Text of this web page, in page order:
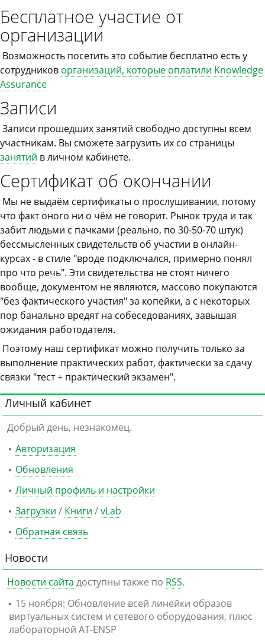
Бесплатное участие от
организации
Возможность посетить это событие бесплатно есть у
сотрудников организаций, которые оплатили Knowledge
Assurance
Записи
Записи прошедших занятий свободно доступны всем
участникам. Вы сможете загрузить их со страницы
занятий в личном кабинете.
Сертификат об окончании
Мы не выдаём сертификаты о прослушивании, потому
что факт оного ни о чём не говорит. Рынок труда и так
забит людьми с пачками (реально, по 30-50-70 штук)
бессмысленных свидетельств об участии в онлайн-
курсах - в стиле "вроде подключался, примерно понял
про что речь". Эти свидетельства не стоят ничего
вообще, документом не являются, массово покупаются
"без фактического участия" за копейки, а с некоторых
пор банально вредят на собеседованиях, завышая
ожидания работодателя.
Поэтому наш сертификат можно получить только за
выполнение практических работ, фактически за сдачу
связки "тест + практический экзамен".
Личный кабинет
Добрый день, незнакомец.
Авторизация
Обновления
Личный профиль и настройки
Загрузки / Книги /vLab
Обратная связь
Новости
Новости сайта доступны также по RSS.
15 ноября: Обновление всей линейки образов
виртуальных систем и сетевого оборудования, плюс
лабораторной AT-ENSP